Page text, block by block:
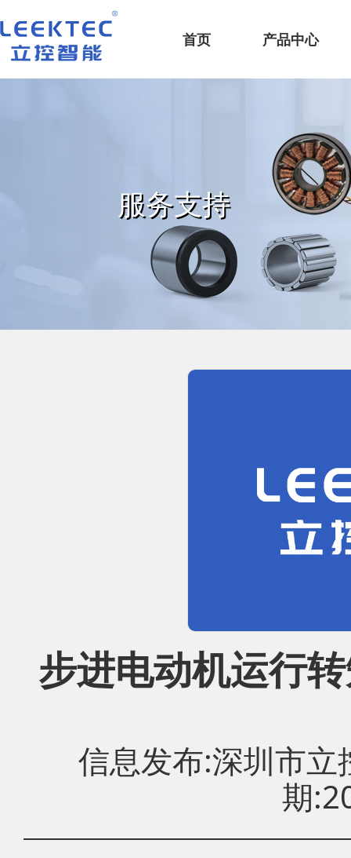
深圳市立控智能科技有限公司
首页
产品中心
服务支持
步进电动机运行
信息发布:深圳市
期